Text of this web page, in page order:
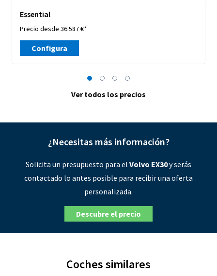
Essential
Precio desde 36.587 €*
Configura
Ver todos los precios
¿Necesitas más información?
Solicita un presupuesto para el Volvo EX30y serás
contactado lo antes posible para recibir una oferta
personalizada.
Descubre el precio
Coches similares